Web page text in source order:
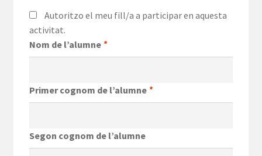
Autoritzo el meu fill/a a participar en aquesta
activitat.
Nom de l’alumne *
Primer cognom de l’alumne *
Segon cognom de l’alumne